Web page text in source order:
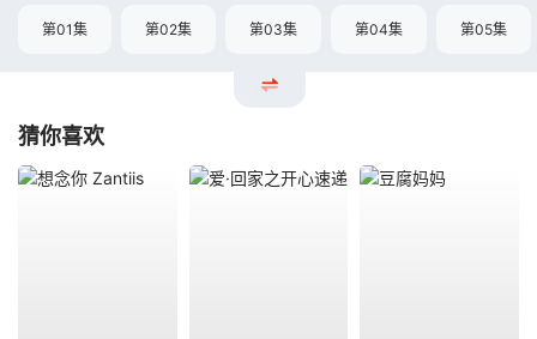
第01集 第02集 第03集 第04集 第05集
猜你喜欢